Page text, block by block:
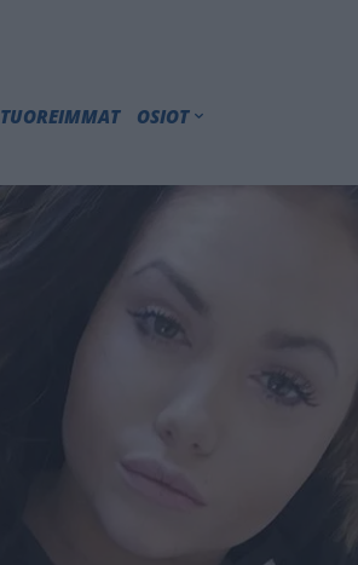
TUOREIMMAT OSIOT